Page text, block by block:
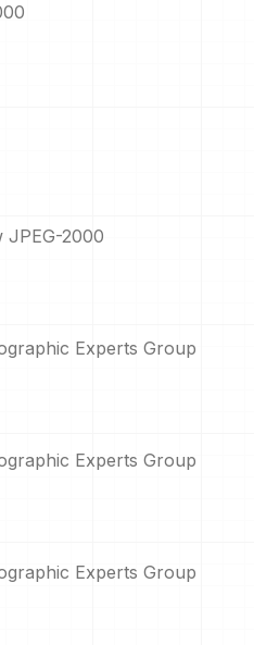
JPEG-2000
Experts Group
Experts Group
Experts Group